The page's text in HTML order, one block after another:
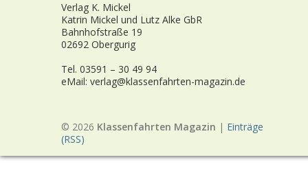
Verlag K. Mickel
Katrin Mickel und Lutz Alke GbR
Bahnhofstraße 19
02692 Obergurig
Tel. 03591 – 30 49 94
eMail: verlag@klassenfahrten-magazin.de
© 2026 Klassenfahrten Magazin | Einträge
(RSS)